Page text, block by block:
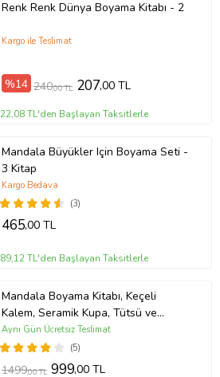
Renk Renk Dünya Boyama Kitabı - 2
Kargo ile Teslimat
%14 240,00 TL 207,00 TL
22,08 TL'den Başlayan Taksitlerle
Mandala Büyükler Için Boyama Seti -
3 Kitap
(3)
Kargo Bedava
465,00 TL
89,12 TL'den Başlayan Taksitlerle
Mandala Boyama Kitabı, Keçeli
Kalem, Seramik Kupa, Tütsü ve
Tütsü Kayığı, Hediye Kutusu
(5)
Aynı Gün Ücretsiz Teslimat
1499,00 TL 999,00 TL